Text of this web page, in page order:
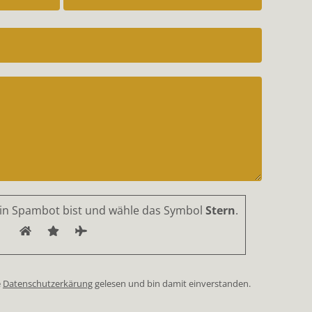
Spambot bist und wähle das Symbol Stern.
Datenschutzerkärunggelesen und bin damit einverstanden.